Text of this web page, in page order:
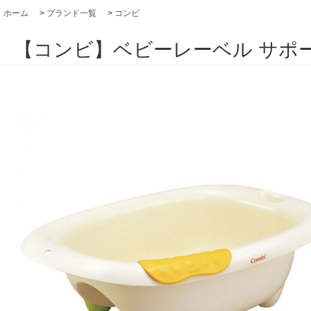
ホーム > ブランド一覧 > コンビ
【コンビ】ベビーレーベル サポ